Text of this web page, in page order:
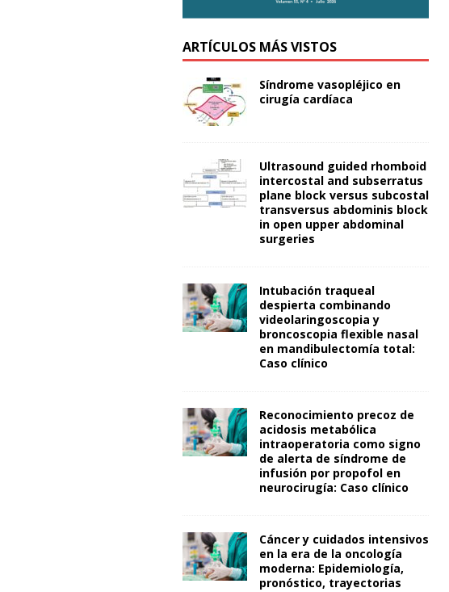
ARTÍCULOS MÁS VISTOS
Síndrome vasopléjico en
cirugía cardíaca
Ultrasound guided rhomboid
intercostal and subserratus
plane block versus subcostal
transversus abdominis block
in open upper abdominal
surgeries
Intubación traqueal
despierta combinando
videolaringoscopia y
broncoscopia flexible nasal
en mandibulectomía total:
Caso clínico
Reconocimiento precoz de
acidosis metabólica
intraoperatoria como signo
de alerta de síndrome de
infusión por propofol en
neurocirugía: Caso clínico
Cáncer y cuidados intensivos
en la era de la oncología
moderna: Epidemiología,
pronóstico, trayectorias